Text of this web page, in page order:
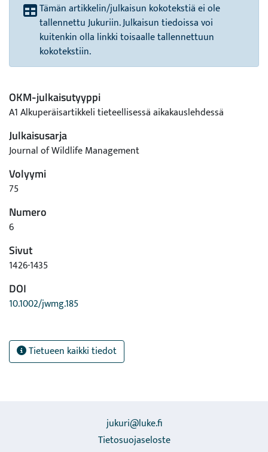
Tämän artikkelin/julkaisun kokotekstiä ei ole
tallennettu Jukuriin. Julkaisun tiedoissa voi
kuitenkin olla linkki toisaalle tallennettuun
kokotekstiin.
OKM-julkaisutyyppi
A1 Alkuperäisartikkeli tieteellisessä aikakauslehdessä
Julkaisusarja
Journal of Wildlife Management
Volyymi
75
Numero
6
Sivut
1426-1435
DOI
10.1002/jwmg.185
Tietueen kaikki tiedot
jukuri@luke.fi
Tietosuojaseloste